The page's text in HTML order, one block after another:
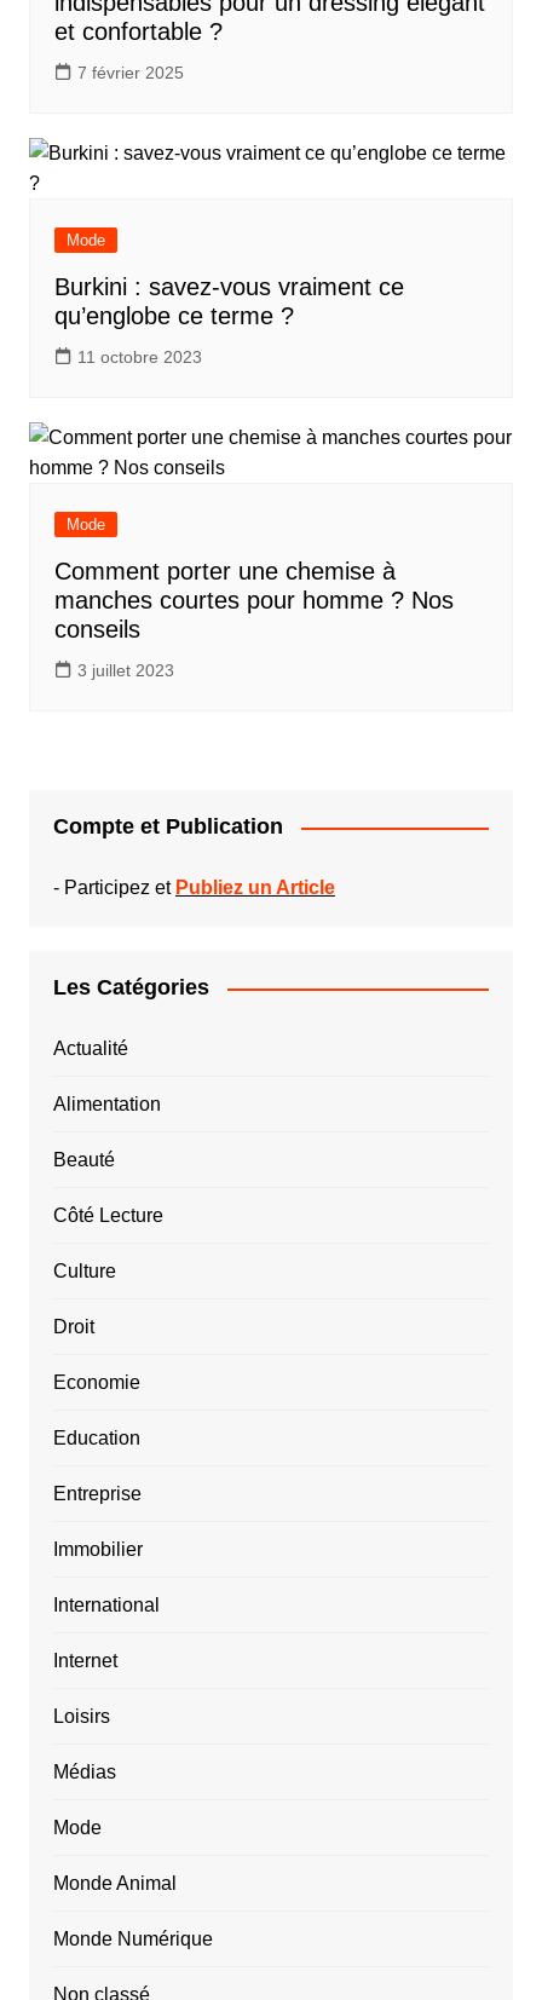
et confortable ?
7 février 2025
Mode
Burkini : savez-vous vraiment ce
qu’englobe ce terme ?
11 octobre 2023
Mode
Comment porter une chemise à
manches courtes pour homme ? Nos
conseils
3 juillet 2023
Compte et Publication
- Participez et Publiez un Article
Les Catégories
Actualité
Alimentation
Beauté
Côté Lecture
Culture
Droit
Economie
Education
Entreprise
Immobilier
International
Internet
Loisirs
Médias
Mode
Monde Animal
Monde Numérique
Non classé